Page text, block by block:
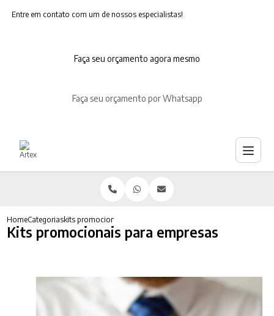
Entre em contato com um de nossos especialistas!
Faça seu orçamento agora mesmo
Faça seu orçamento por Whatsapp
HomeCategoriaskits promocionais empresas
Kits promocionais para empresas